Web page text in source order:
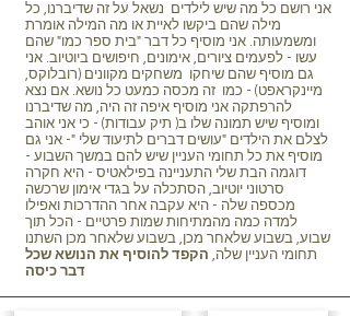
אני רושם כל מה שיש לילדים נשאל על זה שדיברנו, כל
מילה שהם ביקשו לאיית או מה המילה אומרת
ומשמעותה. אני מוסיף כל דבר "בית ספר כמו" שהם
עשו - לפעמים ציורים, אימונים, חיפושים ביוטיוב. אני
גם מוסיף שהם שיחקו משחקים מקוונים (רובלוקס,
מיינקראפט) - כמו זה מכסה כמעט כל נושא. אם נצא
להרפתקה אני מוסיף איפה זה היה, מה שדיברנו
ומוסיף שיש תמונה שלו ב( תיק עבודות) - כי אני אוהב
לצלם את הילדים "עושים דברים לתיעוד שלי "- אני גם
מוסיף את כל תחומי העניין שיש להם במשך השבוע -
דוגמה הבת שלי התעניינה בפילאטיס - היא חקרה
סרטוני יוטיוב, הסתכלה על בגדי אימון שרכשה
מכספה שלה - היא עקבה אחר ההדרכות ואפילו
למדה כמה מהמתיחות שמות פרטיים - הכל תוך
שבוע, בשבוע שלאחר מכן, בשבוע שלאחר מכן השתנו
תחומי העניין שלה, הקפד להוסיף את הנושא שכל
דבר כיסה